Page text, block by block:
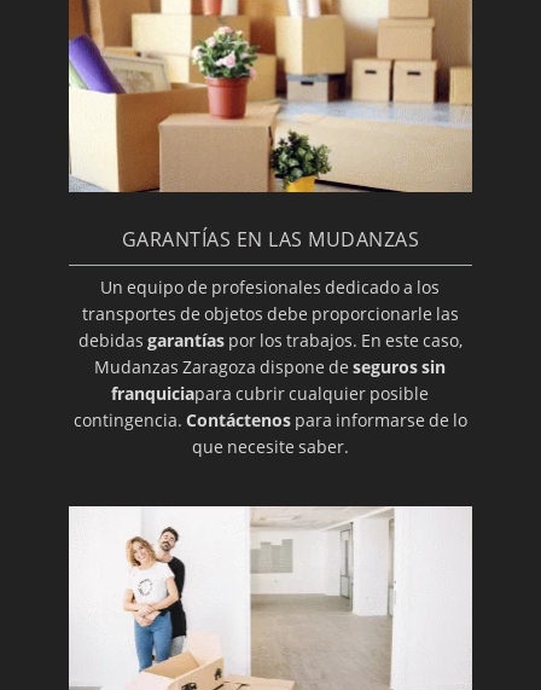
GARANTÍAS EN LAS MUDANZAS
Un equipo de profesionales dedicado a los
transportes de objetos debe proporcionarle las
debidas garantíaspor los trabajos. En este caso,
Mudanzas Zaragoza dispone deseguros sin
franquiciapara cubrir cualquier posible
contingencia. Contáctenospara informarse de lo
que necesite saber.